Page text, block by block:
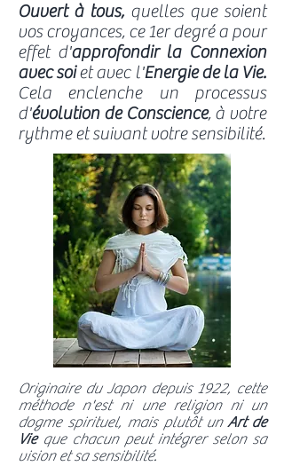
Ouvert à tous, quelles que soient
vos croyances, ce 1er degré a pour
effet d'approfondir la Connexion
avecsoiet avec l'Energie de la Vie.
Cela enclenche un processus
d'évolution de Conscience, à votre
rythme et suivant votre sensibilité.
Originaire du Japon depuis 1922, cette
méthode n'est ni une religion ni un
dogme spirituel, mais plutôt un Art de
Vieque chacun peut intégrer selon sa
vision et sa sensibilité.